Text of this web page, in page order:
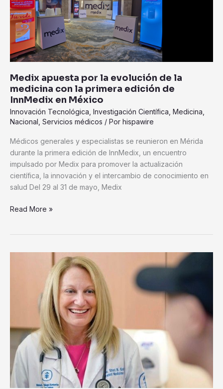
Medix apuesta por la evolución de la
medicina con la primera edición de
InnMedix en México
Innovación Tecnológica, Investigación Científica, Medicina,
Nacional, Servicios médicos / Por hispawire
Médicos generales y especialistas se reunieron en Mérida
durante la primera edición de InnMedix, un encuentro
impulsado por Medix para promover la actualización
científica, la innovación y el intercambio de conocimiento en
salud Del 29 al 31 de mayo, Medix
con
la
primera
edición
de
InnMedix
en
México
Read More »
de
mama
de
inicio
temprano
mientras